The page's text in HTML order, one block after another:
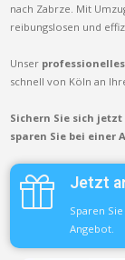
nach Zabrze. Mit
reibungslosen und
Unser
schnell von Köln an
Sichern Sie sich
sparen Sie bei einer
Jetzt
Sparen
Angebot.